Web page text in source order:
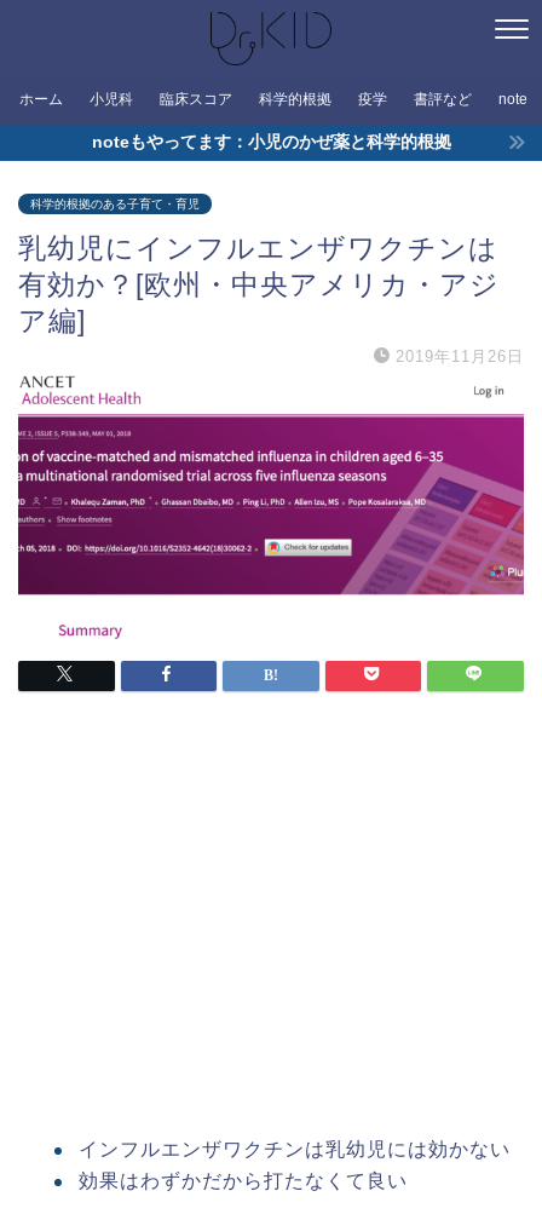
ホーム 小児科 臨床スコア 科学的根拠 疫学 書評など note
noteもやってます：小児のかぜ薬と科学的根拠
科学的根拠のある子育て・育児
乳幼児にインフルエンザワクチンは
有効か？[欧州・中央アメリカ・アジ
ア編]
2019年11月26日
インフルエンザワクチンは乳幼児には効かない
効果はわずかだから打たなくて良い